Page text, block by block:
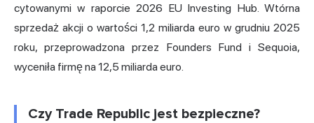
cytowanymi w raporcie 2026 EU Investing Hub. Wtórna
sprzedaż akcji o wartości 1,2 miliarda euro w grudniu 2025
roku, przeprowadzona przez Founders Fund i Sequoia,
wyceniła firmę na 12,5 miliarda euro.
Czy Trade Republic jest bezpieczne?